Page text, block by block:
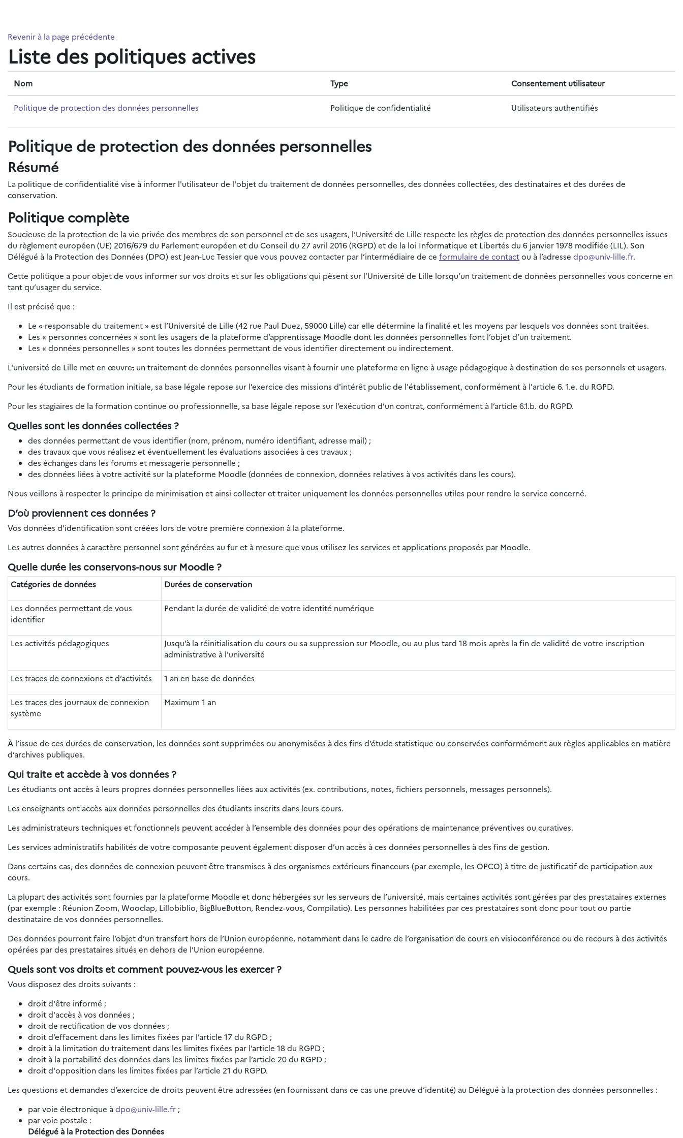
Revenir à la page précédente
Liste des politiques actives
Nom Type Consentement utilisateur
Politique de protection des données personnelles Politique de confidentialité Utilisateurs authentifiés
Politique de protection des données personnelles
Résumé
La politique de confidentialité vise à informer l'utilisateur de l'objet du traitement de données personnelles, des données collectées, des destinataires et des durées de
conservation.
Politique complète
Soucieuse de la protection de la vie privée des membres de son personnel et de ses usagers, l’Université de Lille respecte les règles de protection des données personnelles issues
du règlement européen (UE) 2016/679 du Parlement européen et du Conseil du 27 avril 2016 (RGPD) et de la loi Informatique et Libertés du 6 janvier 1978 modifiée (LIL). Son
Délégué à la Protection des Données (DPO) est Jean-Luc Tessier que vous pouvez contacter par l’intermédiaire de ce formulaire de contactou à l’adresse dpo@univ-lille.fr.
Cette politique a pour objet de vous informer sur vos droits et sur les obligations qui pèsent sur l’Université de Lille lorsqu’un traitement de données personnelles vous concerne en
tant qu’usager du service.
Il est précisé que :
Le « responsable du traitement » est l’Université de Lille (42 rue Paul Duez, 59000 Lille) car elle détermine la finalité et les moyens par lesquels vos données sont traitées.
Les « personnes concernées » sont les usagers de la plateforme d’apprentissage Moodle dont les données personnelles font l’objet d’un traitement.
Les « données personnelles » sont toutes les données permettant de vous identifier directement ou indirectement.
L'université de Lille met en œuvre, un traitement de données personnelles visant à fournir une plateforme en ligne à usage pédagogique à destination de ses personnels et usagers.
Pour les étudiants de formation initiale, sa base légale repose sur l’exercice des missions d'intérêt public de l'établissement, conformément à l'article 6. 1.e. du RGPD.
Pour les stagiaires de la formation continue ou professionnelle, sa base légale repose sur l’exécution d’un contrat, conformément à l’article 6.1.b. du RGPD.
Quelles sont les données collectées ?
des données permettant de vous identifier (nom, prénom, numéro identifiant, adresse mail) ;
des travaux que vous réalisez et éventuellement les évaluations associées à ces travaux ;
des échanges dans les forums et messagerie personnelle ;
des données liées à votre activité sur la plateforme Moodle (données de connexion, données relatives à vos activités dans les cours).
Nous veillons à respecter le principe de minimisation et ainsi collecter et traiter uniquement les données personnelles utiles pour rendre le service concerné.
D’où proviennent ces données ?
Vos données d’identification sont créées lors de votre première connexion à la plateforme.
Les autres données à caractère personnel sont générées au fur et à mesure que vous utilisez les services et applications proposés par Moodle.
Quelle durée les conservons-nous sur Moodle ?
Catégories de données Durées de conservation
Les données permettant de vous
identifier
Pendant la durée de validité de votre identité numérique
Les activités pédagogiques
Jusqu’à la réinitialisation du cours ou sa suppression sur Moodle, ou au plus tard 18 mois après la fin de validité de votre inscription
administrative à l'université
Les traces de connexions et d’activités 1 an en base de données
Les traces des journaux de connexion
système
Maximum 1 an
À l’issue de ces durées de conservation, les données sont supprimées ou anonymisées à des fins d’étude statistique ou conservées conformément aux règles applicables en matière
d’archives publiques.
Qui traite et accède à vos données ?
Les étudiants ont accès à leurs propres données personnelles liées aux activités (ex. contributions, notes, fichiers personnels, messages personnels).
Les enseignants ont accès aux données personnelles des étudiants inscrits dans leurs cours.
Les administrateurs techniques et fonctionnels peuvent accéder à l’ensemble des données pour des opérations de maintenance préventives ou curatives.
Les services administratifs habilités de votre composante peuvent également disposer d’un accès à ces données personnelles à des fins de gestion.
Dans certains cas, des données de connexion peuvent être transmises à des organismes extérieurs financeurs (par exemple, les OPCO) à titre de justificatif de participation aux
cours.
La plupart des activités sont fournies par la plateforme Moodle et donc hébergées sur les serveurs de l’université, mais certaines activités sont gérées par des prestataires externes
(par exemple : Réunion Zoom, Wooclap, Lillobiblio, BigBlueButton, Rendez-vous, Compilatio). Les personnes habilitées par ces prestataires sont donc pour tout ou partie
destinataire de vos données personnelles.
Des données pourront faire l’objet d’un transfert hors de l’Union européenne, notamment dans le cadre de l’organisation de cours en visioconférence ou de recours à des activités
opérées par des prestataires situés en dehors de l’Union européenne.
Quels sont vos droits et comment pouvez-vous les exercer ?
Vous disposez des droits suivants :
droit d'être informé ;
droit d'accès à vos données ;
droit de rectification de vos données ;
droit d’effacement dans les limites fixées par l’article 17 du RGPD ;
droit à la limitation du traitement dans les limites fixées par l’article 18 du RGPD ;
droit à la portabilité des données dans les limites fixées par l’article 20 du RGPD ;
droit d'opposition dans les limites fixées par l’article 21 du RGPD.
Les questions et demandes d’exercice de droits peuvent être adressées (en fournissant dans ce cas une preuve d’identité) au Délégué à la protection des données personnelles :
par voie électronique àdpo@univ-lille.fr ;
par voie postale :
Délégué à la Protection des Données